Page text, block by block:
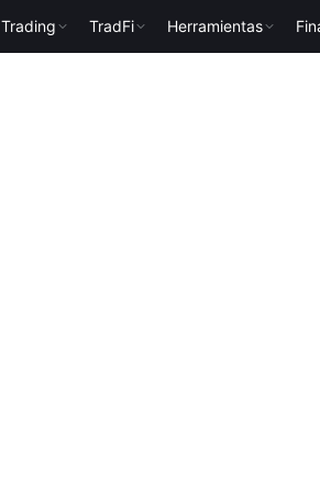
Trading TradFi Herramientas